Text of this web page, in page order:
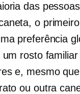
das
o
preferência
rosto
e, mesmo
ou outra